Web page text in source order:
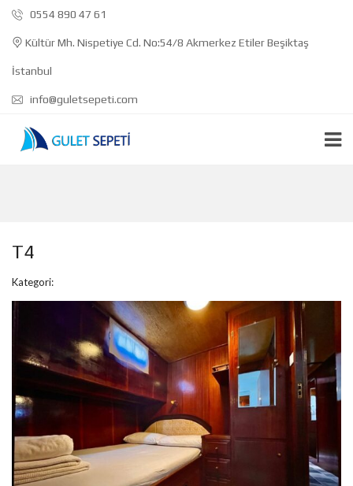
0554 890 47 61
Kültür Mh. Nispetiye Cd. No:54/8 Akmerkez Etiler Beşiktaş
İstanbul
info@guletsepeti.com
T4
Kategori: